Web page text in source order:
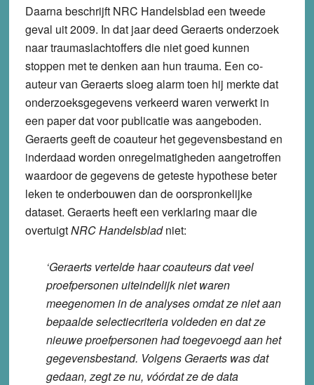
Daarna beschrijft NRC Handelsblad een tweede
geval uit 2009. In dat jaar deed Geraerts onderzoek
naar traumaslachtoffers die niet goed kunnen
stoppen met te denken aan hun trauma. Een co-
auteur van Geraerts sloeg alarm toen hij merkte dat
onderzoeksgegevens verkeerd waren verwerkt in
een paper dat voor publicatie was aangeboden.
Geraerts geeft de coauteur het gegevensbestand en
inderdaad worden onregelmatigheden aangetroffen
waardoor de gegevens de geteste hypothese beter
leken te onderbouwen dan de oorspronkelijke
dataset. Geraerts heeft een verklaring maar die
overtuigtNRC Handelsbladniet:
‘Geraerts vertelde haar coauteurs dat veel
proefpersonen uiteindelijk niet waren
meegenomen in de analyses omdat ze niet aan
bepaalde selectiecriteria voldeden en dat ze
nieuwe proefpersonen had toegevoegd aan het
gegevensbestand. Volgens Geraerts was dat
gedaan, zegt ze nu, vóórdat ze de data